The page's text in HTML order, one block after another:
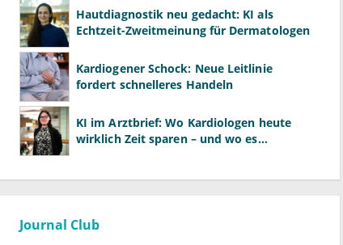
Hautdiagnostik neu gedacht: KI als
Echtzeit-Zweitmeinung für Dermatologen
Kardiogener Schock: Neue Leitlinie
fordert schnelleres Handeln
KI im Arztbrief: Wo Kardiologen heute
wirklich Zeit sparen – und wo es
Journal Club